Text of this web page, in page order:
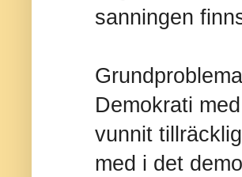
sanningen
Demokrati
vunnit
med i det